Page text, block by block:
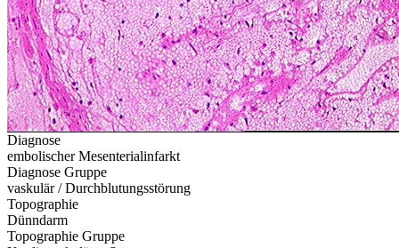
Diagnose
embolischer Mesenterialinfarkt
Diagnose Gruppe
vaskulär / Durchblutungsstörung
Topographie
Dünndarm
Topographie Gruppe